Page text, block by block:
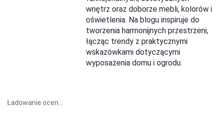
wnętrz oraz doborze mebli, kolorów i
oświetlenia. Na blogu inspiruje do
tworzenia harmonijnych przestrzeni,
łącząc trendy z praktycznymi
wskazówkami dotyczącymi
wyposażenia domu i ogrodu.
Ładowanie ocen...